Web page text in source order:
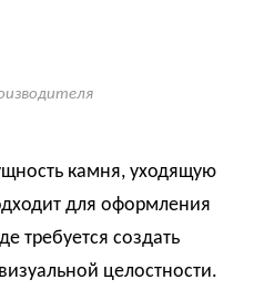
камня, уходящую
для оформления
требуется создать
целостности.